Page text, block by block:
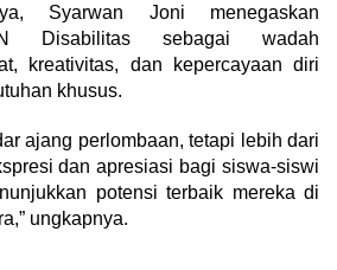
Syarwan Joni menegaskan
Disabilitas sebagai wadah
kreativitas, dan kepercayaan diri
khusus.
ajang perlombaan, tetapi lebih dari
dan apresiasi bagi siswa-siswi
potensi terbaik mereka di
ungkapnya.